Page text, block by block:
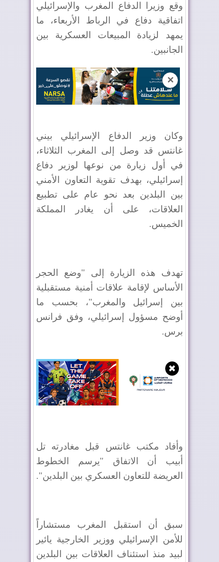
وقع وزيرا الدفاع المغرب والإسرائيلي
اتفاقية دفاع في الرباط الأربعاء، ما
يمهد لزيادة المبيعات العسكرية بين
الجانبين.
✕
وكان وزير الدفاع الإسرائيلي بيني
غانتس قد وصل إلى المغرب الثلاثاء،
في أول زيارة من نوعها لوزير دفاع
إسرائيلي، بهدف تقوية التعاون الأمني
بين البلدين بعد نحو عام على تطبيع
العلاقات، على أن يغادر المملكة
الخميس.
تهدف هذه الزيارة إلى "وضع الحجر
الأساس لإقامة علاقات أمنية مستقبلية
بين إسرائيل والمغرب"، بحسب ما
أوضح مسؤول إسرائيلي، وفق فرانس
برس.
✖
وأفاد مكتب غانتس قبل مغادرته تل
أبيب أن الاتفاق "يرسم الخطوط
العريضة للتعاون العسكري بين البلدين".
سبق أن استقبل المغرب مستشاراً
للأمن الإسرائيلي ووزير الخارجية يائير
لبيد منذ استئناف العلاقات بين البلدين